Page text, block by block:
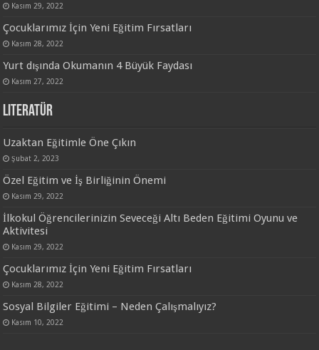
Kasım 29, 2022
Çocuklarımız İçin Yeni Eğitim Fırsatları
Kasım 28, 2022
Yurt dışında Okumanın 4 Büyük Faydası
Kasım 27, 2022
Literatür
Uzaktan Eğitimle Öne Çıkın
Şubat 2, 2023
Özel Eğitim ve İş Birliğinin Önemi
Kasım 29, 2022
İlkokul Öğrencilerinizin Seveceği Altı Beden Eğitimi Oyunu ve
Aktivitesi
Kasım 29, 2022
Çocuklarımız İçin Yeni Eğitim Fırsatları
Kasım 28, 2022
Sosyal Bilgiler Eğitimi – Neden Çalışmalıyız?
Kasım 10, 2022